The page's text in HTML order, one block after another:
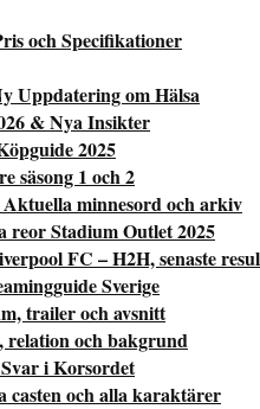
och Specifikationer
Uppdatering om Hälsa
& Nya Insikter
2025
säsong 1 och 2
minnesord och arkiv
reor Stadium Outlet 2025
FC – H2H, senaste
Sverige
trailer och avsnitt
relation och bakgrund
i Korsordet
casten och alla karaktärer